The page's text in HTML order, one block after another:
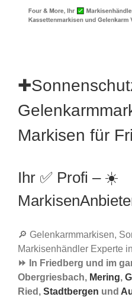
Markisen für
Ihr ✅ Profi – ☀️
🔎 Gelenkarmmarkisen,
Markisenhändler Experte
⏩ In Friedberg und im
Obergriesbach, Mering,
Ried, Stadtbergen und